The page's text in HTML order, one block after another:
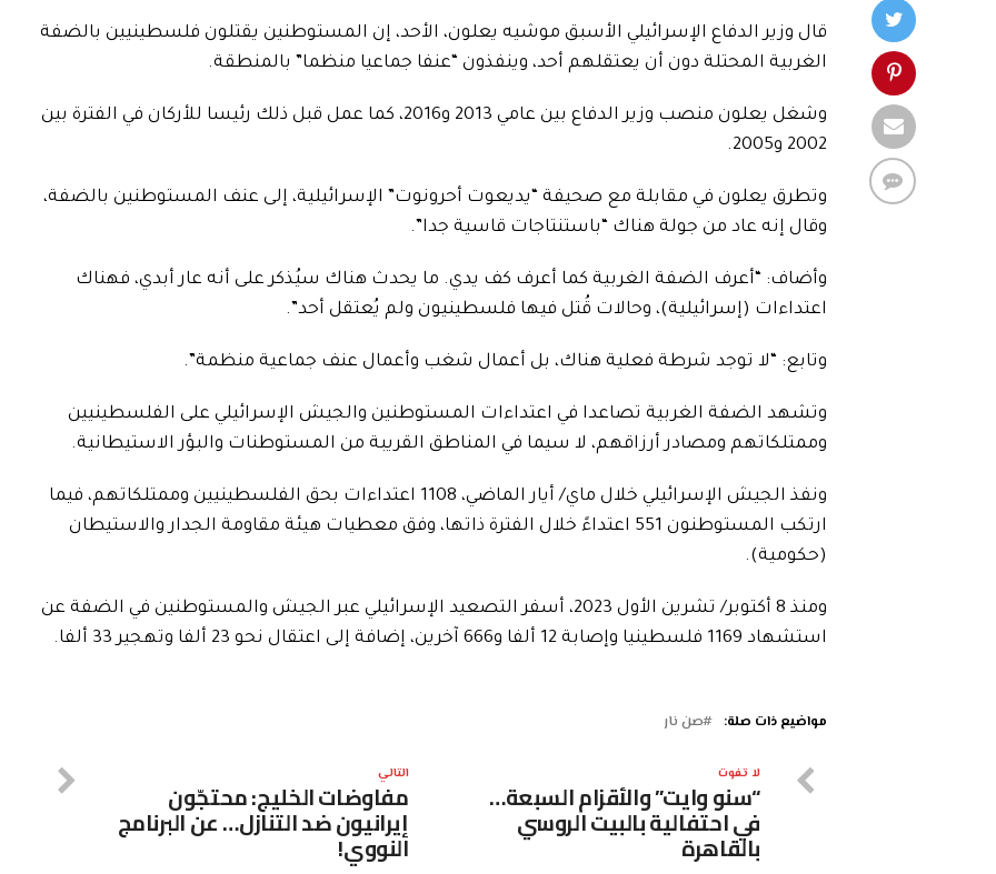
قال وزير الدفاع الإسرائيلي الأسبق موشيه يعلون، الأحد، إن المستوطنين يقتلون فلسطينيين بالضفة
الغربية المحتلة دون أن يعتقلهم أحد، وينفذون “عنفا جماعيا منظما” بالمنطقة.
وشغل يعلون منصب وزير الدفاع بين عامي 2013 و2016، كما عمل قبل ذلك رئيسا للأركان في الفترة بين
2002 و2005.
وتطرق يعلون في مقابلة مع صحيفة “يديعوت أحرونوت” الإسرائيلية، إلى عنف المستوطنين بالضفة،
وقال إنه عاد من جولة هناك “باستنتاجات قاسية جدا”.
وأضاف: “أعرف الضفة الغربية كما أعرف كف يدي. ما يحدث هناك سيُذكر على أنه عار أبدي، فهناك
اعتداءات (إسرائيلية)، وحالات قُتل فيها فلسطينيون ولم يُعتقل أحد”.
وتابع: “لا توجد شرطة فعلية هناك، بل أعمال شغب وأعمال عنف جماعية منظمة”.
وتشهد الضفة الغربية تصاعدا في اعتداءات المستوطنين والجيش الإسرائيلي على الفلسطينيين
وممتلكاتهم ومصادر أرزاقهم، لا سيما في المناطق القريبة من المستوطنات والبؤر الاستيطانية.
ونفذ الجيش الإسرائيلي خلال ماي/ أيار الماضي، 1108 اعتداءات بحق الفلسطينيين وممتلكاتهم، فيما
ارتكب المستوطنون 551 اعتداءً خلال الفترة ذاتها، وفق معطيات هيئة مقاومة الجدار والاستيطان
(حكومية).
ومنذ 8 أكتوبر/ تشرين الأول 2023، أسفر التصعيد الإسرائيلي عبر الجيش والمستوطنين في الضفة عن
استشهاد 1169 فلسطينيا وإصابة 12 ألفا و666 آخرين، إضافة إلى اعتقال نحو 23 ألفا وتهجير 33 ألفا.
مواضيع ذات صلة: صن نار
التالي
مفاوضات الخليج: محتجّون
إيرانيون ضد التنازل… عن البرنامج
النووي!
لا تفوت
“سنو وايت” والأقزام السبعة…
في احتفالية بالبيت الروسي
بالقاهرة